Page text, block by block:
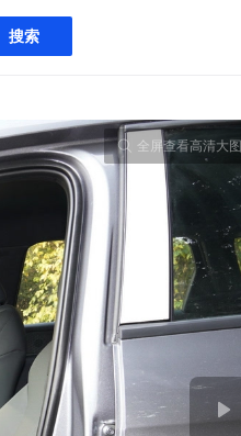
搜索
全屏查看高清大图